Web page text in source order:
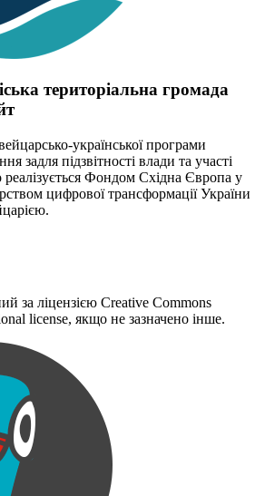
територіальна громада
української програми
задля підзвітності влади та участі
Фондом Східна Європа у
цифрової трансформації України
за ліцензією Creative Commons
license, якщо не зазначено інше.